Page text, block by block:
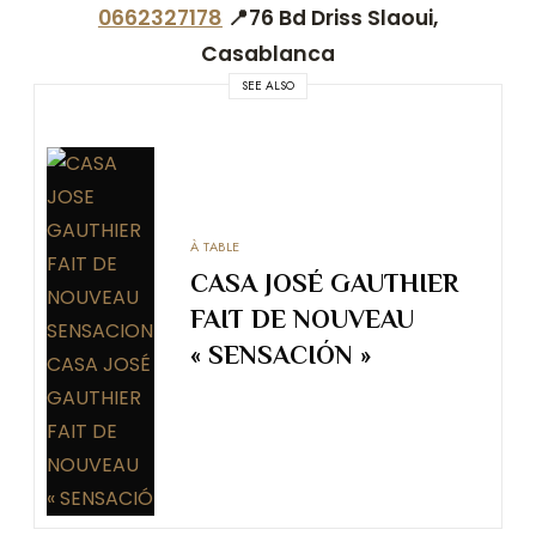
0662327178 📍76 Bd Driss Slaoui,
Casablanca
SEE ALSO
À TABLE
CASA JOSÉ GAUTHIER
FAIT DE NOUVEAU
« SENSACIÓN »